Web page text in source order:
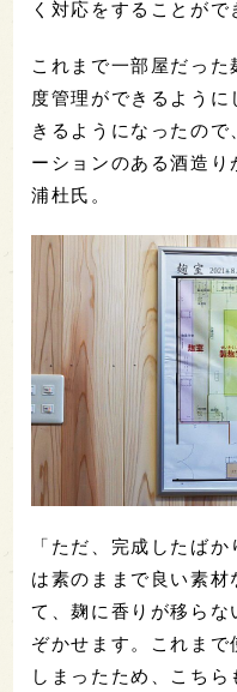
く対応をすることがで
これまで一部屋だっ
度管理ができるよう
きるようになったの
ーションのある酒造り
浦杜氏。
「ただ、完成したば
は素のままで良い素材
て、麹に香りが移らな
ぞかせます。これまで
しまったため、こち